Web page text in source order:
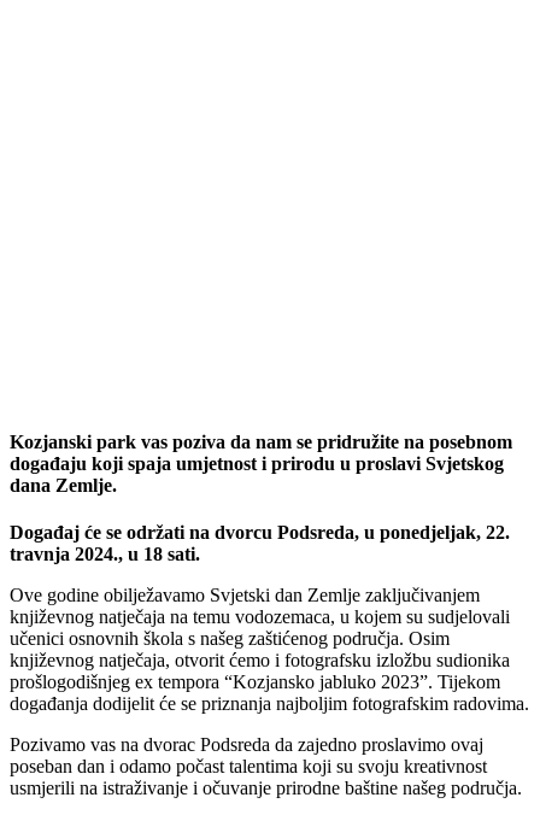
Kozjanski park vas poziva da nam se pridružite na posebnom
događaju koji spaja umjetnost i prirodu u proslavi Svjetskog
dana Zemlje.
Događaj će se održati na dvorcu Podsreda, u ponedjeljak, 22.
travnja 2024., u 18 sati.
Ove godine obilježavamo Svjetski dan Zemlje zaključivanjem
književnog natječaja na temu vodozemaca, u kojem su sudjelovali
učenici osnovnih škola s našeg zaštićenog područja. Osim
književnog natječaja, otvorit ćemo i fotografsku izložbu sudionika
prošlogodišnjeg ex tempora “Kozjansko jabluko 2023”. Tijekom
događanja dodijelit će se priznanja najboljim fotografskim radovima.
Pozivamo vas na dvorac Podsreda da zajedno proslavimo ovaj
poseban dan i odamo počast talentima koji su svoju kreativnost
usmjerili na istraživanje i očuvanje prirodne baštine našeg područja.